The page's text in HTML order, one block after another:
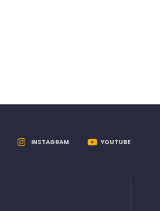
INSTAGRAM YOUTUBE